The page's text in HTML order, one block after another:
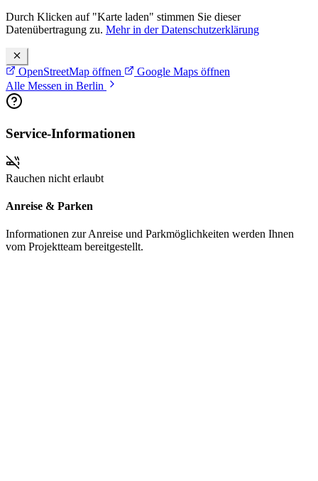
Durch Klicken auf "Karte laden" stimmen Sie dieser
Datenübertragung zu. Mehr in der Datenschutzerklärung
OpenStreetMap öffnen
Google Maps öffnen
Alle Messen in Berlin
Service-Informationen
Rauchen nicht erlaubt
Anreise & Parken
Informationen zur Anreise und Parkmöglichkeiten werden Ihnen
vom Projektteam bereitgestellt.